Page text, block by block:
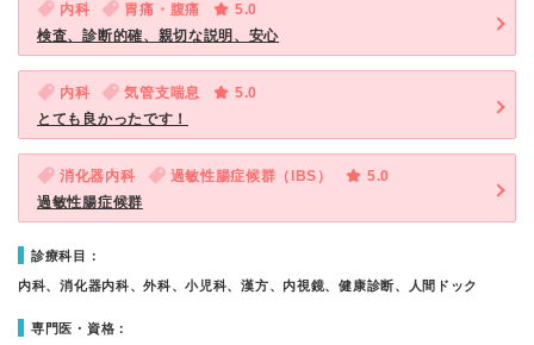
内科 胃痛・腹痛
5.0
検査、診断的確、親切な説明、安心
内科 気管支喘息
5.0
とても良かったです！
消化器内科 過敏性腸症候群（IBS）
5.0
過敏性腸症候群
診療科目：
内科、消化器内科、外科、小児科、漢方、内視鏡、健康診断、人間ドック
専門医・資格：